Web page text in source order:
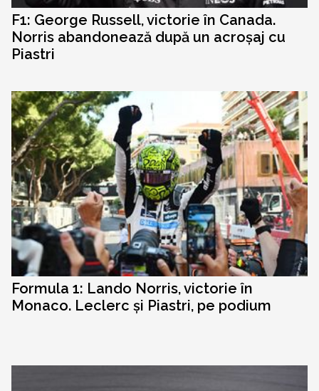
F1: George Russell, victorie în Canada.
Norris abandonează după un acroșaj cu
Piastri
Formula 1: Lando Norris, victorie în
Monaco. Leclerc și Piastri, pe podium